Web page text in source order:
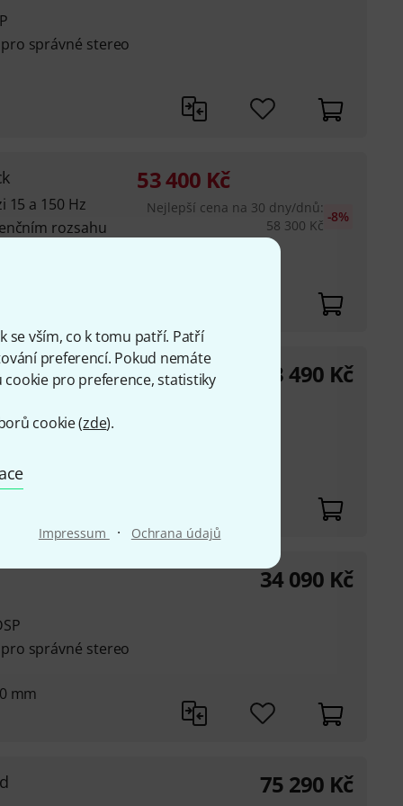
se vším, co k tomu patří. Patří
preferencí. Pokud nemáte
pro preference, statistiky
cookie (zde).
Impressum · Ochrana údajů
správné stereo
15 a 150 Hz
rozsahu
53 400 Kč
Nejlepší cena na 30 dny/dnů:
58 300 Kč
-8%
mm
33 490 Kč
správné stereo
mm
34 090 Kč
75 290 Kč